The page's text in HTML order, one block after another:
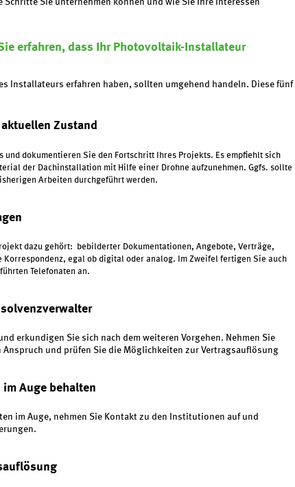
Schritte Sie unternehmen können und wie Sie Ihre Interessen
erfahren, dass Ihr Photovoltaik-Installateur
Installateurs erfahren haben, sollten umgehend handeln. Diese fünf
Zustand
und dokumentieren Sie den Fortschritt Ihres Projekts. Es empfiehlt sich
der Dachinstallation mit Hilfe einer Drohne aufzunehmen. Ggfs. sollte
Arbeiten durchgeführt werden.
dazu gehört: bebilderter Dokumentationen, Angebote, Verträge,
Korrespondenz, egal ob digital oder analog. Im Zweifel fertigen Sie auch
Telefonaten an.
erkundigen Sie sich nach dem weiteren Vorgehen. Nehmen Sie
Anspruch und prüfen Sie die Möglichkeiten zur Vertragsauflösung
Auge behalten
im Auge, nehmen Sie Kontakt zu den Institutionen auf und